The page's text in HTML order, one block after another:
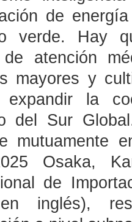
de
verde. Hay
de atención
mayores y
expandir la
del Sur
mutuamente
Osaka,
de
inglés),